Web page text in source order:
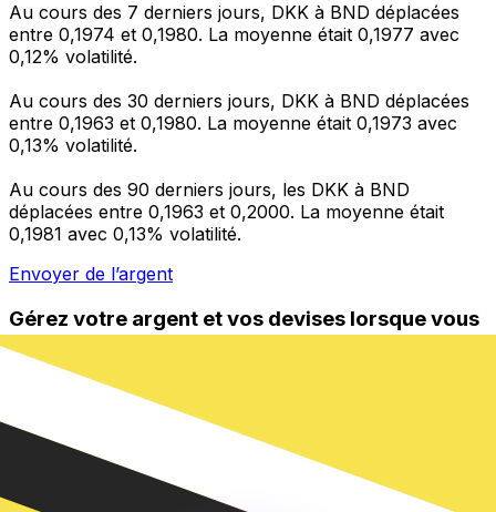
Au cours des 7 derniers jours, DKK à BND déplacées
entre 0,1974 et 0,1980. La moyenne était 0,1977 avec
0,12% volatilité.
Au cours des 30 derniers jours, DKK à BND déplacées
entre 0,1963 et 0,1980. La moyenne était 0,1973 avec
0,13% volatilité.
Au cours des 90 derniers jours, les DKK à BND
déplacées entre 0,1963 et 0,2000. La moyenne était
0,1981 avec 0,13% volatilité.
Envoyer de l’argent
Gérez votre argent et vos devises lorsque vous
êtes en déplacement
L'application Xe réunit toutes les fonctionnalités
nécessaires pour vos transferts d'argent internationaux
et la gestion de vos devises. Convertissez des devises,
programmez des alertes de taux et transférez de
l'argent à l'étranger sans frais cachés. Téléchargez
l'application dès aujourd'hui !